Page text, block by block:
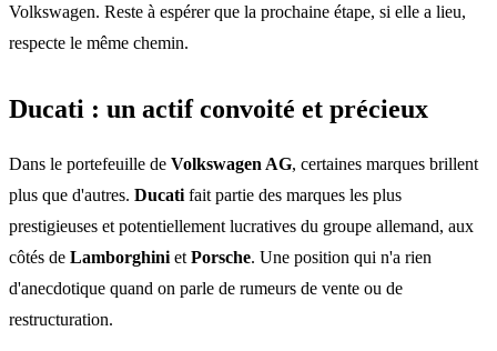
Volkswagen. Reste à espérer que la prochaine étape, si elle a lieu,
respecte le même chemin.
Ducati : un actif convoité et précieux
Dans le portefeuille de Volkswagen AG, certaines marques brillent
plus que d'autres. Ducati fait partie des marques les plus
prestigieuses et potentiellement lucratives du groupe allemand, aux
côtés de Lamborghini et Porsche. Une position qui n'a rien
d'anecdotique quand on parle de rumeurs de vente ou de
restructuration.